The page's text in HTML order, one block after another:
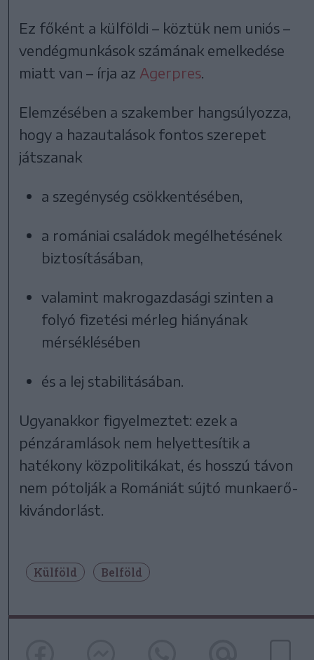
Ez főként a külföldi – köztük nem uniós –
vendégmunkások számának emelkedése
miatt van – írja az Agerpres.
Elemzésében a szakember hangsúlyozza,
hogy a hazautalások fontos szerepet
játszanak
a szegénység csökkentésében,
a romániai családok megélhetésének
biztosításában,
valamint makrogazdasági szinten a
folyó fizetési mérleg hiányának
mérséklésében
és a lej stabilitásában.
Ugyanakkor figyelmeztet: ezek a
pénzáramlások nem helyettesítik a
hatékony közpolitikákat, és hosszú távon
nem pótolják a Romániát sújtó munkaerő-
kivándorlást.
Külföld Belföld